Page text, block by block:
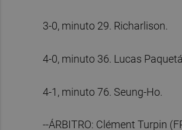
3-0, minuto 29. Richarlison.
4-0, minuto 36. Lucas
4-1, minuto 76. Seung-Ho.
--ÁRBITRO: Clément Turpin